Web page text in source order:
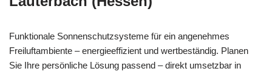
Funktionale Sonnenschutzsysteme für ein angenehmes
Freiluftambiente – energieeffizient und wertbeständig. Planen
Sie Ihre persönliche Lösung passend – direkt umsetzbar in